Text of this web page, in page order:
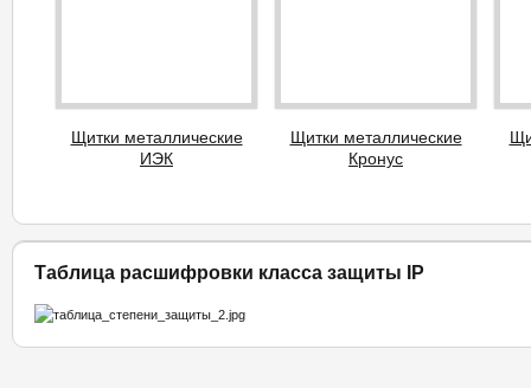
Щитки металлические
ИЭК
Щитки металлические
Кронус
Таблица расшифровки класса защиты IP